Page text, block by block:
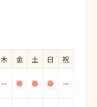
木 金 土 日
祝
ー ● ● ● ー